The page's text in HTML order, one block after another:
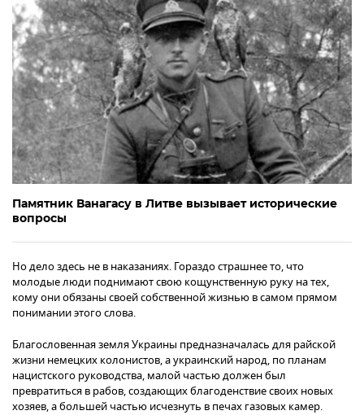
Памятник Ванагасу в Литве вызывает исторические
вопросы
Но дело здесь не в наказаниях. Гораздо страшнее то, что
молодые люди поднимают свою кощунственную руку на тех,
кому они обязаны своей собственной жизнью в самом прямом
понимании этого слова.
Благословенная земля Украины предназначалась для райской
жизни немецких колонистов, а украинский народ, по планам
нацистского руководства, малой частью должен был
превратиться в рабов, создающих благоденствие своих новых
хозяев, а большей частью исчезнуть в печах газовых камер.